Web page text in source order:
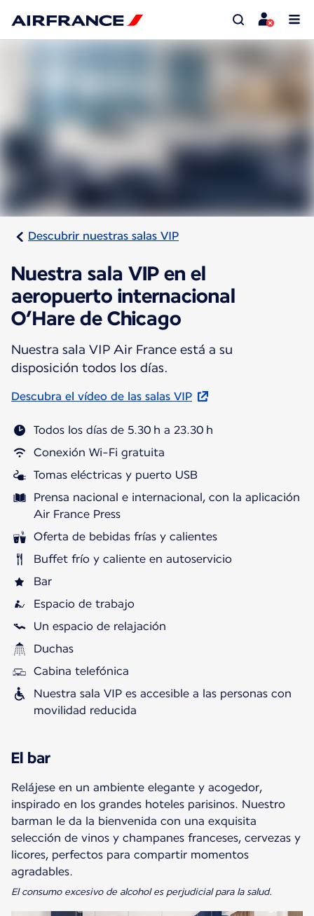
Descubrir nuestras salas VIP
Nuestra sala VIP en el
aeropuerto internacional
O’Hare de Chicago
Nuestra sala VIP Air France está a su
disposición todos los días.
Descubra el vídeo de las salas VIP
Todos los días de 5.30 h a 23.30 h
Conexión Wi-Fi gratuita
Tomas eléctricas y puerto USB
Prensa nacional e internacional, con la aplicación
Air France Press
Oferta de bebidas frías y calientes
Buffet frío y caliente en autoservicio
Bar
Espacio de trabajo
Un espacio de relajación
Duchas
Cabina telefónica
Nuestra sala VIP es accesible a las personas con
movilidad reducida
El bar
Relájese en un ambiente elegante y acogedor,
inspirado en los grandes hoteles parisinos. Nuestro
barman le da la bienvenida con una exquisita
selección de vinos y champanes franceses, cervezas y
licores, perfectos para compartir momentos
El consumo excesivo de alcohol es perjudicial para la salud.